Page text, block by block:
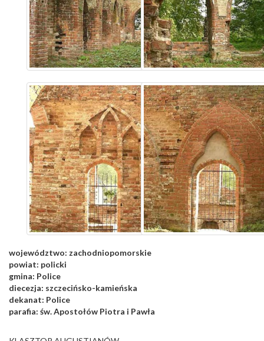
województwo: zachodniopomorskie
powiat: policki
gmina: Police
diecezja: szczecińsko-kamieńska
dekanat: Police
parafia: św. Apostołów Piotra i Pawła